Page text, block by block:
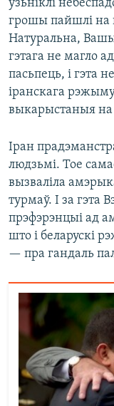
ўзьніклі
грошы пайшлі
Натуральна,
гэтага не магло
пасьпець, і гэта
іранскага
выкарыстаныя
Іран
людзьмі. Тое
вызваліла
турмаў. І за гэта
прэфэрэнцыі ад
што і беларускі
— пра гандаль